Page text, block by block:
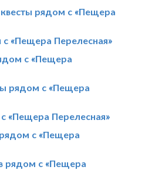
рядом с «Пещера
«Пещера Перелесная»
с «Пещера
рядом с «Пещера
«Пещера Перелесная»
рядом с «Пещера
рядом с «Пещера